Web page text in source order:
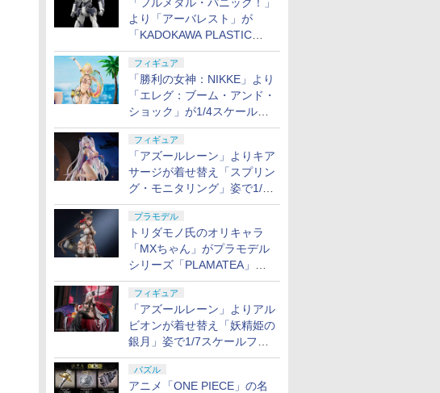
より「アーバレスト」が
「KADOKAWA PLASTIC
MODEL SERIES」から1/48
スケールで登場！
フィギュア
「勝利の女神：NIKKE」より
「エレグ：ブーム・アンド・
ショック」が1/4スケールで
フィギュア化！
フィギュア
「アズールレーン」よりキア
サージが着せ替え「スプリン
グ・モニタリング」姿で1/6
スケールフィギュア化！
プラモデル
トリダモノ氏のオリキャラ
「MXちゃん」がプラモデル
シリーズ「PLAMATEA」で
登場！ 2027年1月発売予定
フィギュア
「アズールレーン」よりアル
ビオンが着せ替え「妖精姫の
銀月」姿で1/7スケールフィ
ギュア化！
パズル
アニメ「ONE PIECE」の名